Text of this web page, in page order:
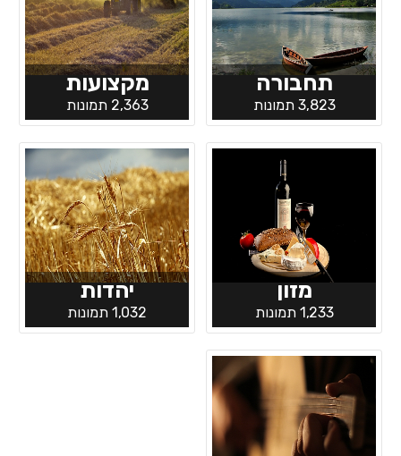
תחבורה
3,823 תמונות
מקצועות
2,363 תמונות
מזון
1,233 תמונות
יהדות
1,032 תמונות